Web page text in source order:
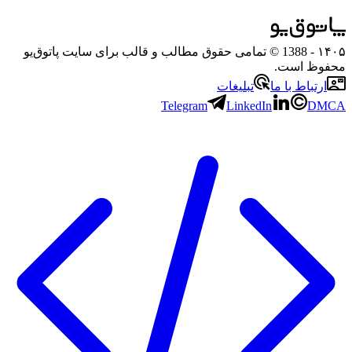
۱۴۰۵
- 1388 © تمامی حقوق مطالب و قالب برای سایت پاتوق‌یو
محفوظ است.
ارتباط با ما
تبلیغات
Telegram
LinkedIn DMCA